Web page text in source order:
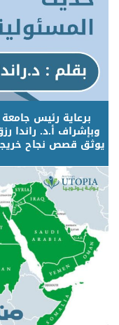
برعاية رئيس جامعة
وبإشراف أ.د. راندا
يوثق قصص نجاح خريجي